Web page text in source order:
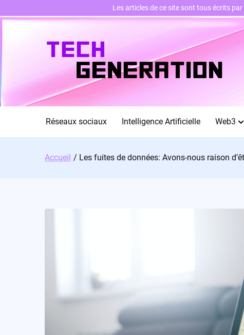
Skip
Réseaux sociaux Intelligence Artificielle Web3
Accueil Les fuites de données: Avons-nous raison
Les articles de ce site sont tous écrits